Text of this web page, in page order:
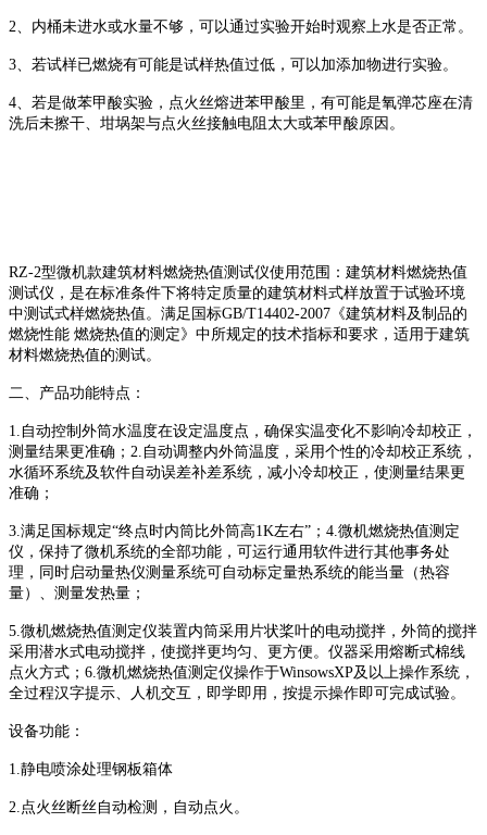
2、内桶未进水或水量不够，可以通过实验开始时观察上水是否正常。
3、若试样已燃烧有可能是试样热值过低，可以加添加物进行实验。
4、若是做苯甲酸实验，点火丝熔进苯甲酸里，有可能是氧弹芯座在清
洗后未擦干、坩埚架与点火丝接触电阻太大或苯甲酸原因。
RZ-2型微机款建筑材料燃烧热值测试仪使用范围：建筑材料燃烧热值
测试仪，是在标准条件下将特定质量的建筑材料式样放置于试验环境
中测试式样燃烧热值。满足国标GB/T14402-2007《建筑材料及制品的
燃烧性能 燃烧热值的测定》中所规定的技术指标和要求，适用于建筑
材料燃烧热值的测试。
二、产品功能特点：
1.自动控制外筒水温度在设定温度点，确保实温变化不影响冷却校正，
测量结果更准确；2.自动调整内外筒温度，采用个性的冷却校正系统，
水循环系统及软件自动误差补差系统，减小冷却校正，使测量结果更
准确；
3.满足国标规定“终点时内筒比外筒高1K左右”；4.微机燃烧热值测定
仪，保持了微机系统的全部功能，可运行通用软件进行其他事务处
理，同时启动量热仪测量系统可自动标定量热系统的能当量（热容
量）、测量发热量；
5.微机燃烧热值测定仪装置内筒采用片状桨叶的电动搅拌，外筒的搅拌
采用潜水式电动搅拌，使搅拌更均匀、更方便。仪器采用熔断式棉线
点火方式；6.微机燃烧热值测定仪操作于WinsowsXP及以上操作系统，
全过程汉字提示、人机交互，即学即用，按提示操作即可完成试验。
设备功能：
1.静电喷涂处理钢板箱体
2.点火丝断丝自动检测，自动点火。